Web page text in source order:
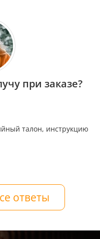
при заказе?
талон, инструкцию
ответы